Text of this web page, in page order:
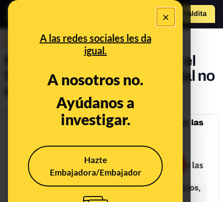
×
A las redes sociales les da
igual.
A nosotros no.
Ayúdanos a
investigar.
Hazte
Embajadora/Embajador
Hazte Maldita
No, no hay pruebas de que el
95% de la población mundial no
se lave las manos
Feb 11, 2020, 7:33:00 AM